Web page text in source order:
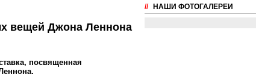
вещей Джона Леннона
посвященная
// НАШИ ФОТОГАЛЕРЕИ